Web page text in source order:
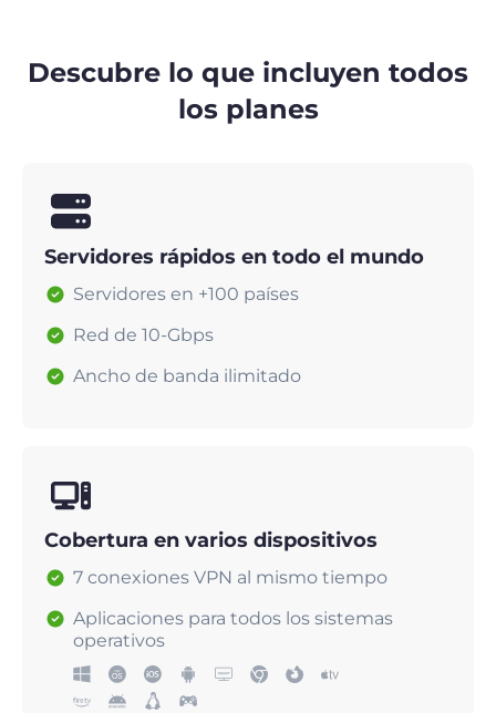
Descubre lo que incluyen todos
los planes
Servidores rápidos en todo el mundo
Servidores en +100 países
Red de 10-Gbps
Ancho de banda ilimitado
Cobertura en varios dispositivos
7 conexiones VPN al mismo tiempo
Aplicaciones para todos los sistemas
operativos